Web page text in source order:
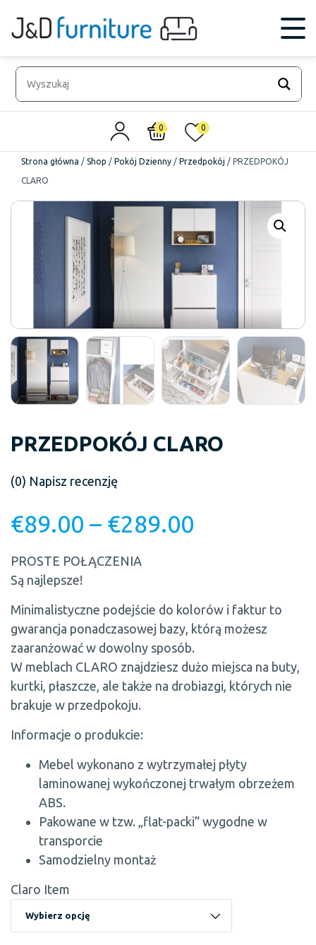
0 0
Strona główna / Shop / Pokój Dzienny / Przedpokój / PRZEDPOKÓJ
CLARO
PRZEDPOKÓJ CLARO
(0) Napisz recenzję
€89.00 – €289.00
PROSTE POŁĄCZENIA
Są najlepsze!
Minimalistyczne podejście do kolorów i faktur to
gwarancja ponadczasowej bazy, którą możesz
zaaranżować w dowolny sposób.
W meblach CLARO znajdziesz dużo miejsca na buty,
kurtki, płaszcze, ale także na drobiazgi, których nie
brakuje w przedpokoju.
Informacje o produkcie:
Mebel wykonano z wytrzymałej płyty
laminowanej wykończonej trwałym obrzeżem
ABS.
Pakowane w tzw. „flat-packi” wygodne w
transporcie
Samodzielny montaż
Claro Item